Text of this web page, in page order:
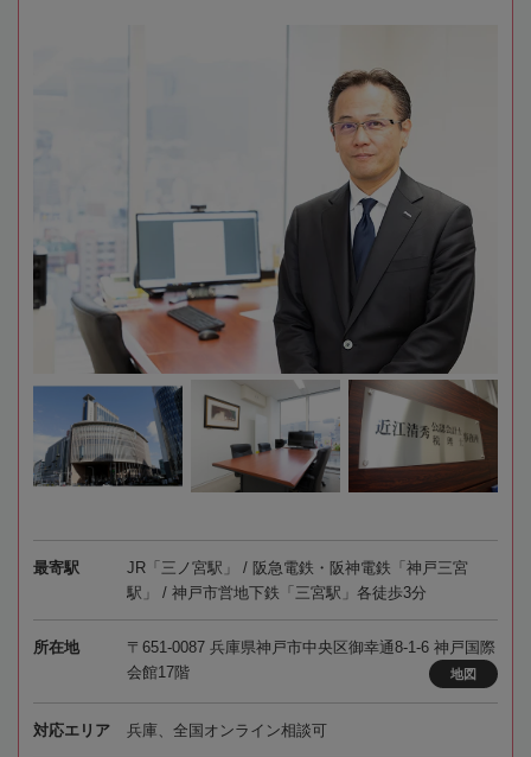
最寄駅
JR「三ノ宮駅」 / 阪急電鉄・阪神電鉄「神戸三宮
駅」 / 神戸市営地下鉄「三宮駅」各徒歩3分
所在地
〒651-0087 兵庫県神戸市中央区御幸通8-1-6 神戸国際
会館17階
地図
対応エリア 兵庫、全国オンライン相談可